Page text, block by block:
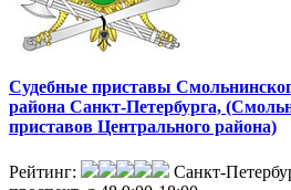
Судебные приставы
района Санкт-Петербурга,
приставов Центрального района)
Рейтинг:
Санкт-